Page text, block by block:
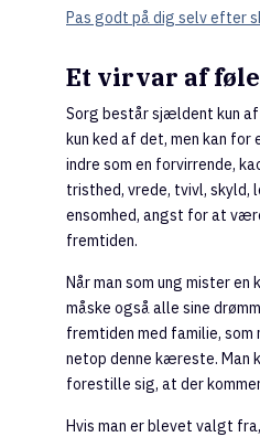
Pas godt på dig selv efter
Et virvar af
Sorg består sjældent kun af
kun ked af det, men kan for
indre som en forvirrende,
tristhed, vrede, tvivl, skyld,
ensomhed, angst for at
fremtiden.
Når man som ung mister
måske også alle sine
fremtiden med familie, som
netop denne kæreste. Man
forestille sig, at der
Hvis man er blevet valgt